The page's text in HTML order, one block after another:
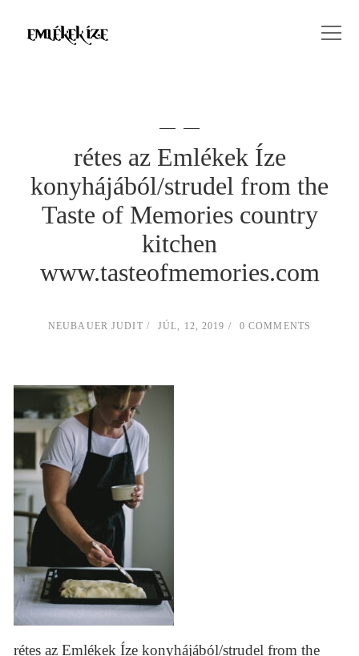
rétes az Emlékek Íze
konyhájából/strudel from the
Taste of Memories country
kitchen
www.tasteofmemories.com
NEUBAUER JUDIT JÚL, 12, 2019 0 COMMENTS
rétes az Emlékek Íze konyhájából/strudel from the